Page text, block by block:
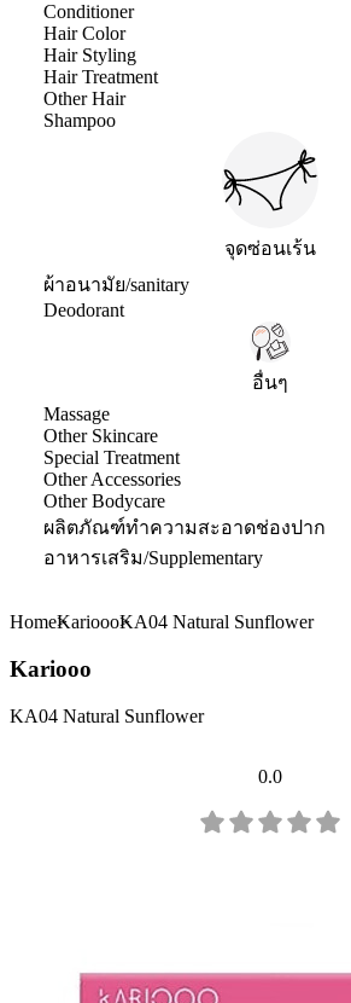
Conditioner
Hair Color
Hair Styling
Hair Treatment
Other Hair
Shampoo
จุดซ่อนเร้น
ผ้าอนามัย/sanitary
Deodorant
อื่นๆ
Massage
Other Skincare
Special Treatment
Other Accessories
Other Bodycare
ผลิตภัณฑ์ทำความสะอาดช่องปาก
อาหารเสริม/Supplementary
HomeKarioooKA04 Natural Sunflower
Kariooo
KA04 Natural Sunflower
0.0